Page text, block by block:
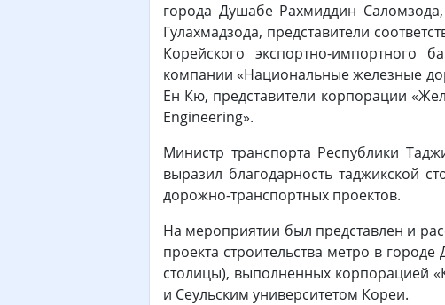
города Душабе Рахмиддин
Гулахмадзода, представители
Корейского экспортно-импортного
компании «Национальные железные
Ен Кю, представители корпорации
Engineering».
Министр транспорта Республики
выразил благодарность таджикской
дорожно-транспортных проектов.
На мероприятии был представлен и
проекта строительства метро в
столицы), выполненных корпорацией
и Сеульским университетом Кореи.